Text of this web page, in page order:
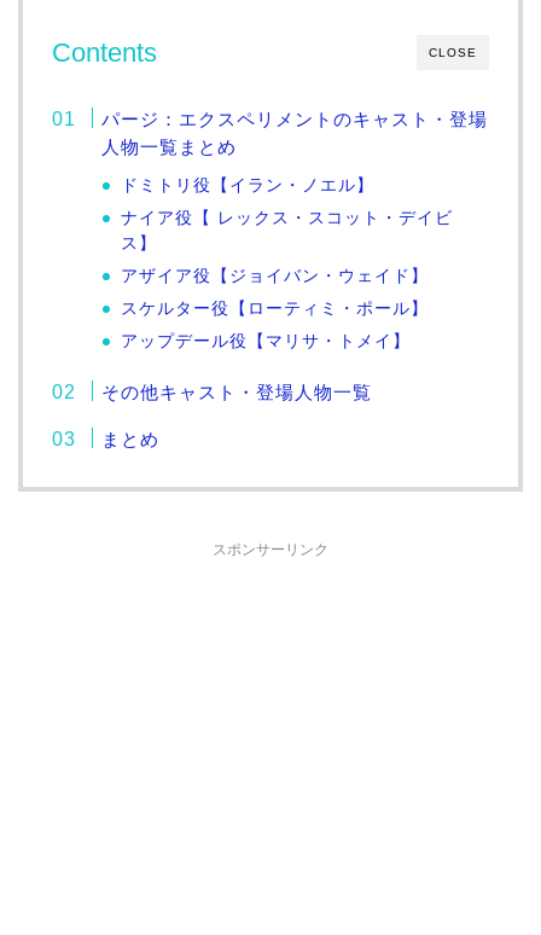
CLOSE
Contents
パージ：エクスペリメントのキャスト・登場
人物一覧まとめ
ドミトリ役【イラン・ノエル】
ナイア役【 レックス・スコット・デイビ
ス】
アザイア役【ジョイバン・ウェイド】
スケルター役【ローティミ・ポール】
アップデール役【マリサ・トメイ】
その他キャスト・登場人物一覧
まとめ
スポンサーリンク